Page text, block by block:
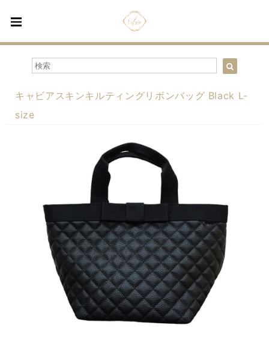
キャビアスキンキルティングリボンバッグ Black L-
size